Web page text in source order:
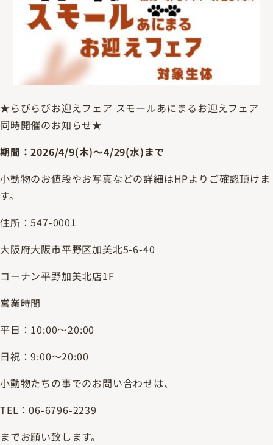
★らびらびお迎えフェア スモールあにまるお迎えフェア
同時開催のお知らせ★
期間：2026/4/9(木)～4/29(水)まで
小動物のお値段やお写真などの詳細はHPよりご確認頂けま
す。
住所：547-0001
大阪府大阪市平野区加美北5-6-40
コーナン平野加美北店1F
営業時間
平日：10:00～20:00
日祝：9:00～20:00
小動物たちの事でのお問い合わせは、
TEL：06-6796-2239
までお願い致します。